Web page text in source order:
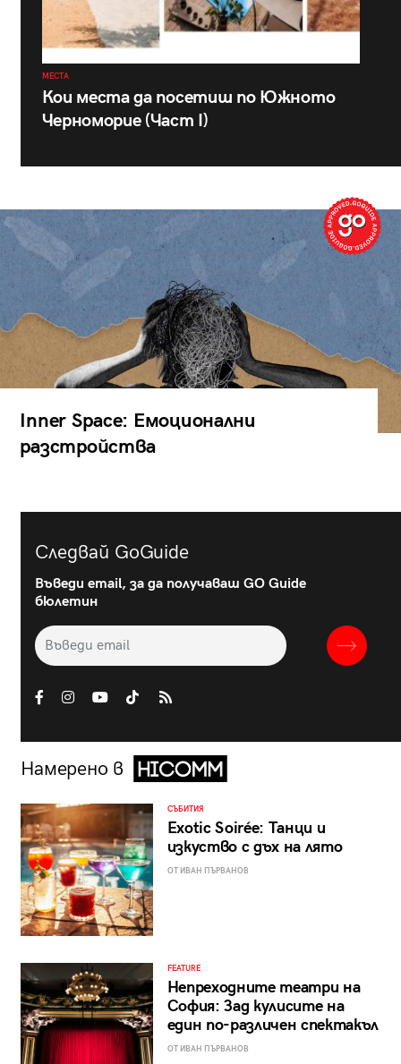
МЕСТА
Кои места да посетиш по Южното
Черноморие (Част I)
Inner Space: Емоционални
разстройства
Следвай GoGuide
Въведи email, за да получаваш GO Guide
бюлетин
Намерено в
СЪБИТИЯ
Exotic Soirée: Танци и
изкуство с дъх на лято
ОТ ИВАН ПЪРВАНОВ
FEATURE
Непреходните театри на
София: Зад кулисите на
един по-различен спектакъл
ОТ ИВАН ПЪРВАНОВ